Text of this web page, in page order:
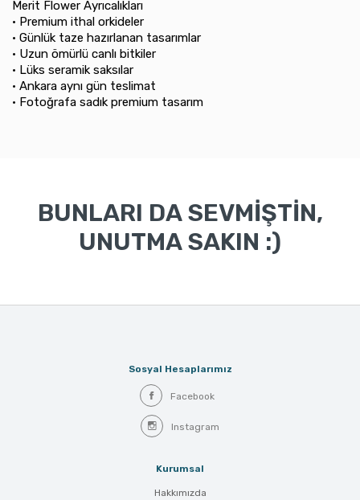
Merit Flower Ayrıcalıkları
•⁠ ⁠Premium ithal orkideler
•⁠ ⁠Günlük taze hazırlanan tasarımlar
•⁠ ⁠Uzun ömürlü canlı bitkiler
•⁠ ⁠Lüks seramik saksılar
•⁠ ⁠Ankara aynı gün teslimat
•⁠ ⁠Fotoğrafa sadık premium tasarım
BUNLARI DA SEVMİŞTİN,
UNUTMA SAKIN :)
Sosyal Hesaplarımız
Facebook
Instagram
Kurumsal
Hakkımızda